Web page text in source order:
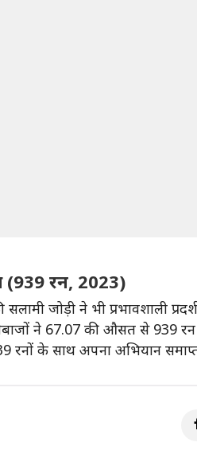
(939 रन, 2023)
जोड़ी ने भी प्रभावशाली
ने 67.07 की औसत से 939
रनों के साथ अपना अभियान